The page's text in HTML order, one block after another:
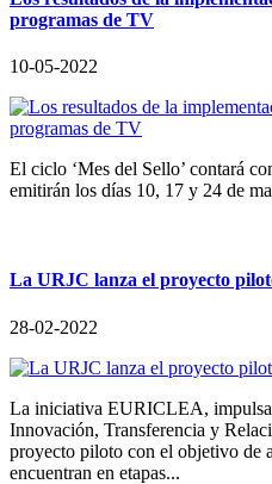
programas de TV
10-05-2022
El ciclo ‘Mes del Sello’ contará
emitirán los días 10, 17 y 24 de
La URJC lanza el proyecto
28-02-2022
La iniciativa EURICLEA,
Innovación, Transferencia y
proyecto piloto con el objetivo de
encuentran en etapas...